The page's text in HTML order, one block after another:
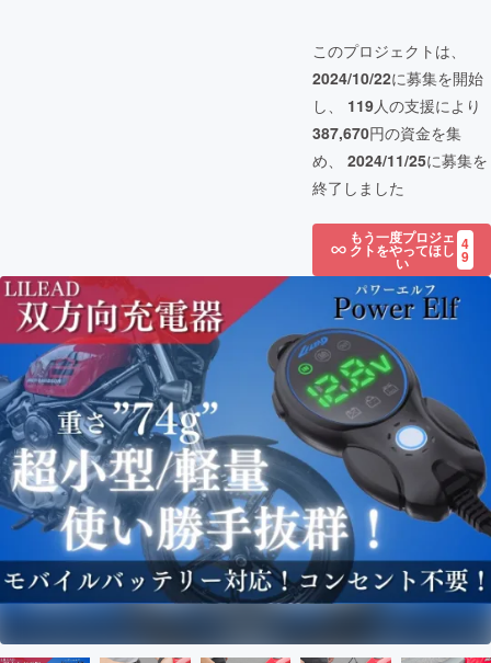
このプロジェクトは、
2024/10/22に募集を開始
し、 119人の支援により
387,670円の資金を集
め、 2024/11/25に募集を
終了しました
もう一度プロジェ
クトをやってほし
い
4
9